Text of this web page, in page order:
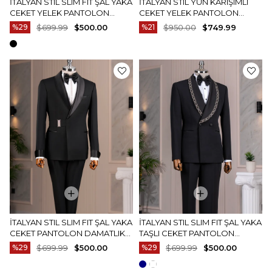
CEKET YELEK PANTOLON
DAMATLIK SET BEYAZ T14893
%29 $500.00
$699.99
CEKET YELEK PANTOLON
DAMATLIK SET LACIVERT
T14895
%21 $749.99
$950.00
İTALYAN STIL SLIM FIT ŞAL YAKA
CEKET PANTOLON DAMATLIK
SET SIYAH T14914
%29 $500.00
$699.99
İTALYAN STIL SLIM FIT ŞAL YAKA
TAŞLI CEKET PANTOLON
DAMATLIK SET SIYAH T14548
%29 $500.00
$699.99